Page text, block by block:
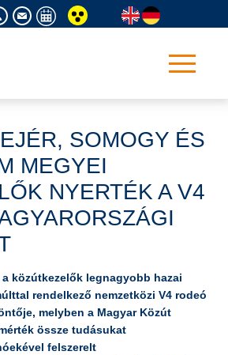
SOMOGY ÉS
MEGYEI
NYERTÉK A V4
közútkezelők legnagyobb hazai
rendelkező nemzetközi V4 rodeó
melyben a Magyar Közút
össze tudásukat
felszerelt